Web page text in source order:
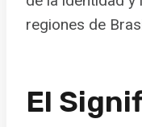
regiones de
El